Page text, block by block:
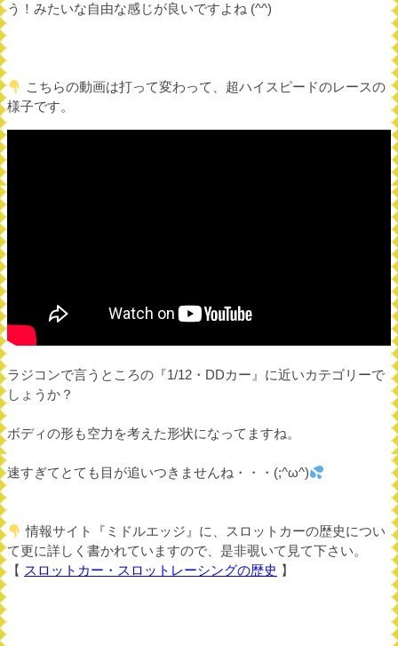
う！みたいな自由な感じが良いですよね (^^)
こちらの動画は打って変わって、超ハイスピードのレースの
様子です。
ラジコンで言うところの『1/12・DDカー』に近いカテゴリーで
しょうか？
ボディの形も空力を考えた形状になってますね。
速すぎてとても目が追いつきませんね・・・(;^ω^)
情報サイト『ミドルエッジ』に、スロットカーの歴史につい
て更に詳しく書かれていますので、是非覗いて見て下さい。
【 スロットカー・スロットレーシングの歴史 】